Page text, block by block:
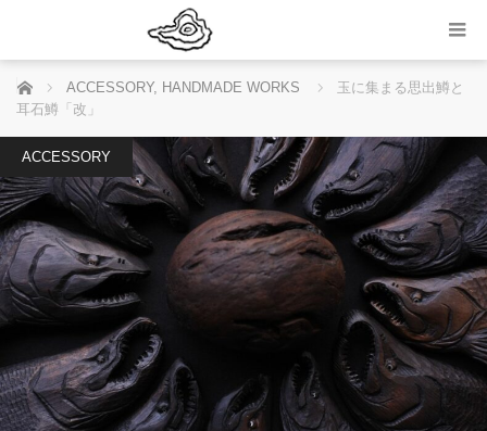
ホーム ACCESSORY, HANDMADE WORKS
玉に集まる思出鱒と
耳石鱒「改」
ACCESSORY